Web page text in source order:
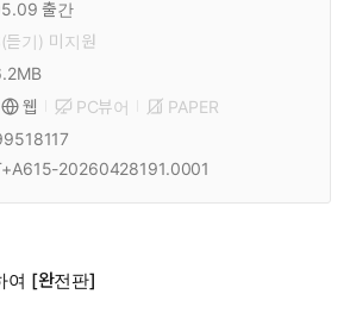
출간
듣기) 미 지원
웹 PC뷰어
PAPER
20260428191.0001
여 [완전판]